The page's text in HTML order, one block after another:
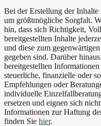
Bei der Erstellung der
um größtmögliche Sorgfalt.
hin, dass sich Richtigkeit,
bereitgestellten Inhalte
und diese zum
gegeben sind. Darüber
bereitgestellten
steuerliche, finanzielle oder
Empfehlungen oder
individuelle
ersetzen und eignen sich
Informationen zur Haftung
finden Sie hier.